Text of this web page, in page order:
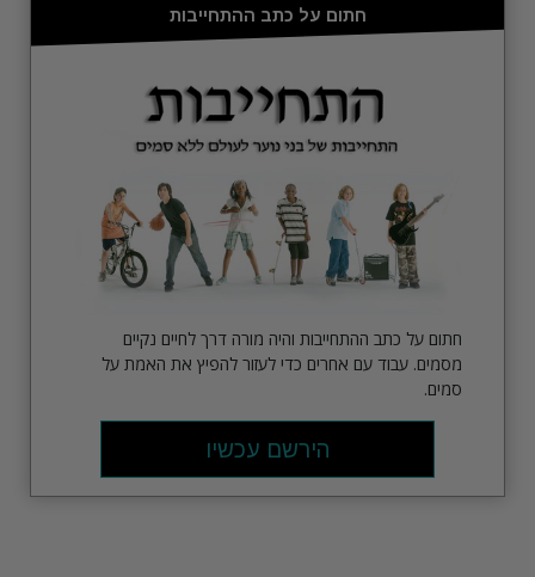
חתום על כתב ההתחייבות
חתום על כתב ההתחייבות והיה מורה דרך לחיים נקיים
מסמים. עבוד עם אחרים כדי לעזור להפיץ את האמת על
סמים.
הירשם עכשיו